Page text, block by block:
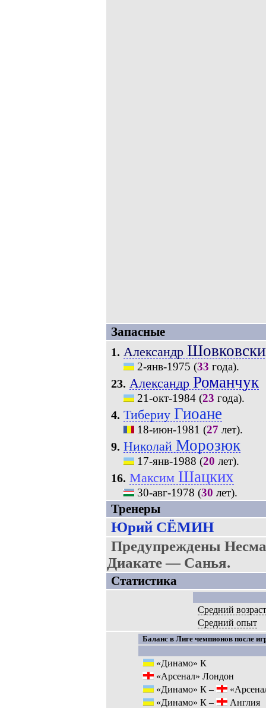
Запасные
1. Александр
2-янв-1975 (33 года).
23. Александр Романчук
21-окт-1984(23 года).
4. Тибериу Гиоане
18-июн-1981 (27 лет).
9. Николай Морозюк
17-янв-1988 (20 лет).
16. Максим Шацких
30-авг-1978 (30 лет).
Тренеры
Юрий СЁМИН
Предупреждены
Диакате — Санья.
Статистика
Средний возраст
Средний опыт
Баланс в Лиге чемпионов после
«Динамо» К
«Арсенал» Лондон
«Динамо» К –
«Динамо» К –
Англия